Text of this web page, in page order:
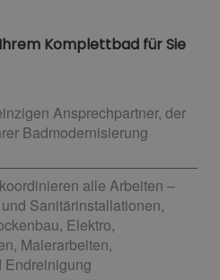
Komplettbad für Sie
Ansprechpartner, der
Badmodernisierung
alle Arbeiten –
Sanitärinstallationen,
Elektro,
Malerarbeiten,
Endreinigung